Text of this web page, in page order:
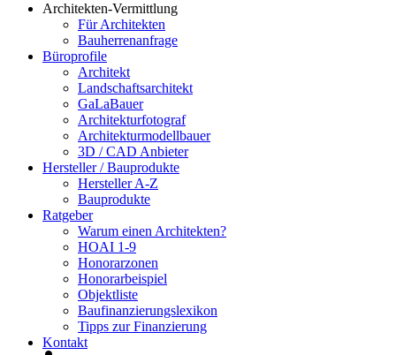
Architekten-Vermittlung
Für Architekten
Bauherrenanfrage
Büroprofile
Architekt
Landschaftsarchitekt
GaLaBauer
Architekturfotograf
Architekturmodellbauer
3D / CAD Anbieter
Hersteller / Bauprodukte
Hersteller A-Z
Bauprodukte
Ratgeber
Warum einen Architekten?
HOAI 1-9
Honorarzonen
Honorarbeispiel
Objektliste
Baufinanzierungslexikon
Tipps zur Finanzierung
Kontakt